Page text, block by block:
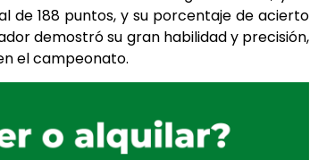
de 188 puntos, y su porcentaje de acierto
demostró su gran habilidad y precisión,
el campeonato.